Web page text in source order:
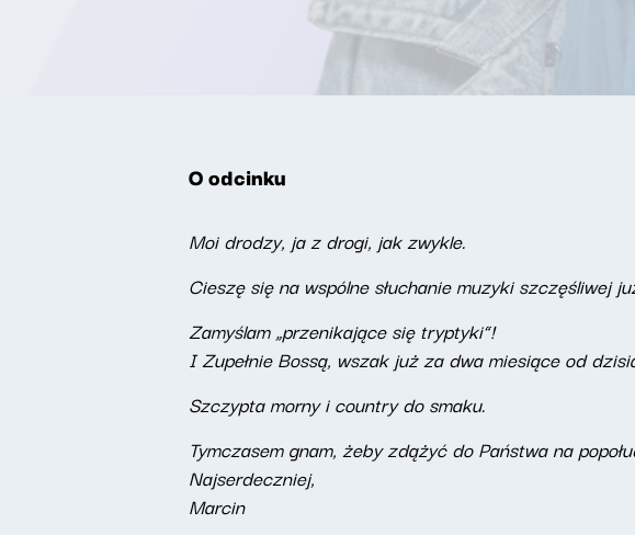
O odcinku
Moi drodzy, ja z drogi, jak zwykle.
Cieszę się na wspólne słuchanie muzyki szczęśliwej
Zamyślam „przenikające się tryptyki”!
I Zupełnie Bossą, wszak już za dwa miesiące od
Szczypta morny i country do smaku.
Tymczasem gnam, żeby zdążyć do Państwa na
Najserdeczniej,
Marcin